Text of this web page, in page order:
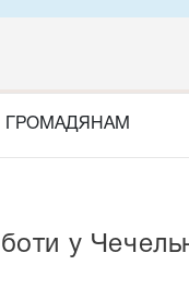
ГРОМАДЯНАМ
у